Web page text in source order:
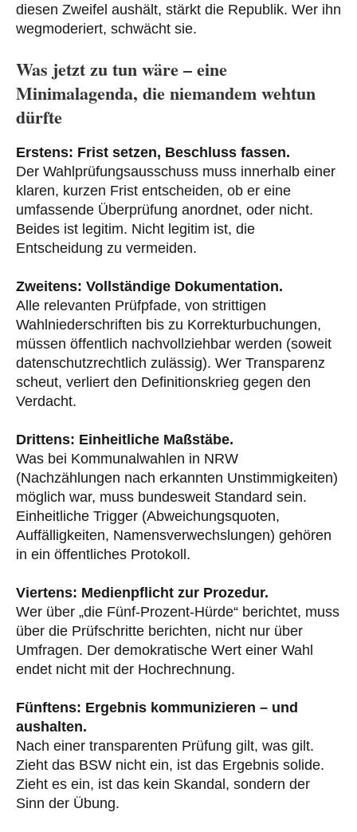
diesen Zweifel aushält, stärkt die Republik. Wer ihn
wegmoderiert, schwächt sie.
Was jetzt zu tun wäre – eine
Minimalagenda, die niemandem wehtun
dürfte
Erstens: Frist setzen, Beschluss fassen.
Der Wahlprüfungsausschuss muss innerhalb einer
klaren, kurzen Frist entscheiden, ob er eine
umfassende Überprüfung anordnet, oder nicht.
Beides ist legitim. Nicht legitim ist, die
Entscheidung zu vermeiden.
Zweitens: Vollständige Dokumentation.
Alle relevanten Prüfpfade, von strittigen
Wahlniederschriften bis zu Korrekturbuchungen,
müssen öffentlich nachvollziehbar werden (soweit
datenschutzrechtlich zulässig). Wer Transparenz
scheut, verliert den Definitionskrieg gegen den
Verdacht.
Drittens: Einheitliche Maßstäbe.
Was bei Kommunalwahlen in NRW
(Nachzählungen nach erkannten Unstimmigkeiten)
möglich war, muss bundesweit Standard sein.
Einheitliche Trigger (Abweichungsquoten,
Auffälligkeiten, Namensverwechslungen) gehören
in ein öffentliches Protokoll.
Viertens: Medienpflicht zur Prozedur.
Wer über „die Fünf-Prozent-Hürde“ berichtet, muss
über die Prüfschritte berichten, nicht nur über
Umfragen. Der demokratische Wert einer Wahl
endet nicht mit der Hochrechnung.
Fünftens: Ergebnis kommunizieren – und
aushalten.
Nach einer transparenten Prüfung gilt, was gilt.
Zieht das BSW nicht ein, ist das Ergebnis solide.
Zieht es ein, ist das kein Skandal, sondern der
Sinn der Übung.